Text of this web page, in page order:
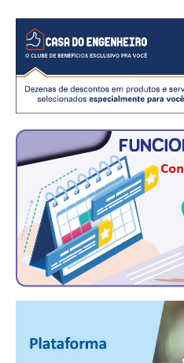
BENEFÍCIOS
APOSENTADORIA
PLANO DE SAÚDE
SEESPPREV
CONSÓRCIOS
CAMPANHAS SALARIAIS
COMUNICAÇÃO
PALAVRA DO MURILO
CONTEÚDO ESPECIAL